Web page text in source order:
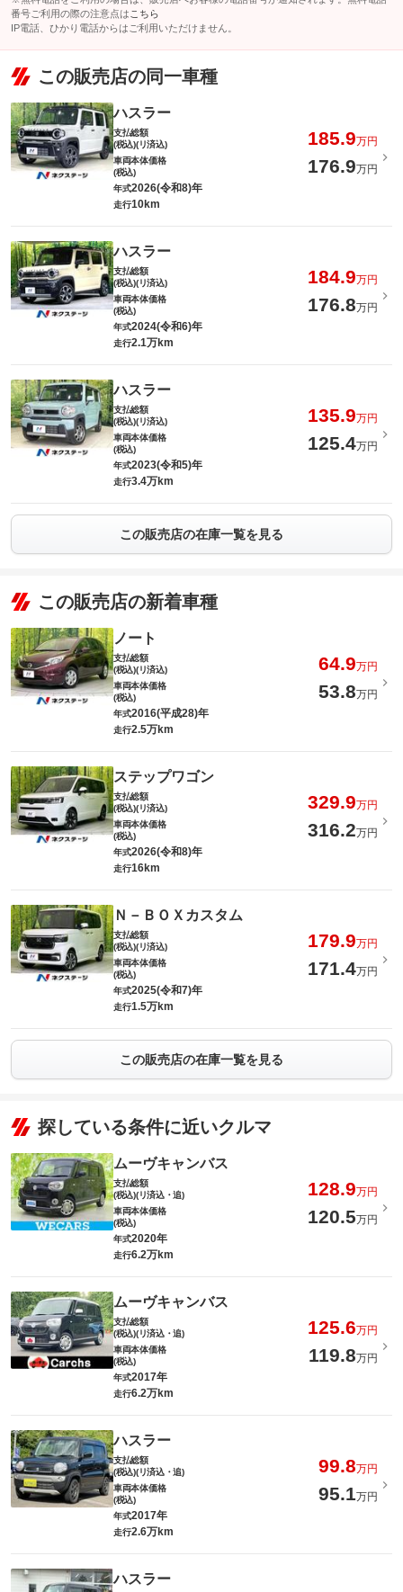
番号ご利用の際の注意点は こちら
IP電話、ひかり電話からはご利用いただけません。
この販売店の同一車種
ハスラー
支払総額
(税込)(リ済込)
185.9万円
車両本体価格
(税込)
176.9万円
年式2026(令和8)年
走行10km
ハスラー
支払総額
(税込)(リ済込)
184.9万円
車両本体価格
(税込)
176.8万円
年式2024(令和6)年
走行2.1万km
ハスラー
支払総額
(税込)(リ済込)
135.9万円
車両本体価格
(税込)
125.4万円
年式2023(令和5)年
走行3.4万km
この販売店の在庫一覧を見る
この販売店の新着車種
ノート
支払総額
(税込)(リ済込)
64.9万円
車両本体価格
(税込)
53.8万円
年式2016(平成28)年
走行2.5万km
ステップワゴン
支払総額
(税込)(リ済込)
329.9万円
車両本体価格
(税込)
316.2万円
年式2026(令和8)年
走行16km
Ｎ－ＢＯＸカスタム
支払総額
(税込)(リ済込)
179.9万円
車両本体価格
(税込)
171.4万円
年式2025(令和7)年
走行1.5万km
この販売店の在庫一覧を見る
探している条件に近いクルマ
ムーヴキャンバス
支払総額
(税込)(リ済込・追)
128.9万円
車両本体価格
(税込)
120.5万円
年式2020年
走行6.2万km
ムーヴキャンバス
支払総額
(税込)(リ済込・追)
125.6万円
車両本体価格
(税込)
119.8万円
年式2017年
走行6.2万km
ハスラー
支払総額
(税込)(リ済込・追)
99.8万円
車両本体価格
(税込)
95.1万円
年式2017年
走行2.6万km
ハスラー